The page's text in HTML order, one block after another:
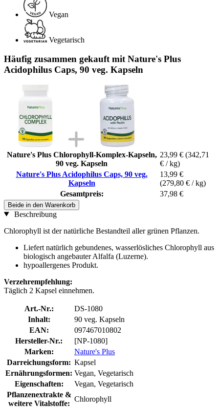
Vegan
Vegetarisch
Häufig zusammen gekauft mit Nature's Plus
Acidophilus Caps, 90 veg. Kapseln
Nature's Plus Chlorophyll-Komplex-Kapseln,
90 veg. Kapseln
23,99 € (342,71
€ / kg)
Nature's Plus Acidophilus Caps, 90 veg.
Kapseln
13,99 €
(279,80 € / kg)
Gesamtpreis:
37,98 €
Beide in den Warenkorb
Beschreibung
Chlorophyll ist der natürliche Bestandteil aller grünen Pflanzen.
Liefert natürlich gebundenes, wasserlösliches Chlorophyll aus
biologisch angebauter Alfalfa (Luzerne).
hypoallergenes Produkt.
Verzehrempfehlung:
Täglich 2 Kapsel einnehmen.
Art.-Nr.:
DS-1080
Inhalt:
90 veg. Kapseln
EAN:
097467010802
Hersteller-Nr.:
[NP-1080]
Marken:
Nature's Plus
Darreichungsform: Kapsel
Ernährungsformen: Vegan, Vegetarisch
Eigenschaften:
Vegan, Vegetarisch
Pflanzenextrakte &
weitere Vitalstoffe:
Chlorophyll